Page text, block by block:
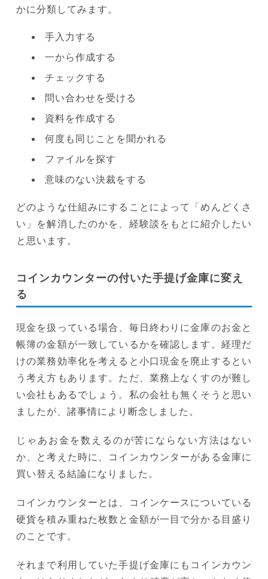
かに分類してみます。
手入力する
一から作成する
チェックする
問い合わせを受ける
資料を作成する
何度も同じことを聞かれる
ファイルを探す
意味のない決裁をする
どのような仕組みにすることによって「めんどくさ
い」を解消したのかを、経験談をもとに紹介したい
と思います。
コインカウンターの付いた手提げ金庫に変え
る
現金を扱っている場合、毎日終わりに金庫のお金と
帳簿の金額が一致しているかを確認します。経理だ
けの業務効率化を考えると小口現金を廃止するとい
う考え方もあります。ただ、業務上なくすのが難し
い会社もあるでしょう。私の会社も無くそうと思い
ましたが、諸事情により断念しました。
じゃあお金を数えるのが苦にならない方法はない
か、と考えた時に、コインカウンターがある金庫に
買い替える結論になりました。
コインカウンターとは、コインケースについている
硬貨を積み重ねた枚数と金額が一目で分かる目盛り
のことです。
それまで利用していた手提げ金庫にもコインカウン